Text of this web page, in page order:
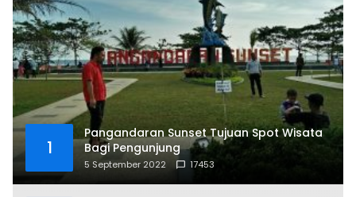
1
Pangandaran Sunset Tujuan Spot Wisata
Bagi Pengunjung
5 September 2022 17453